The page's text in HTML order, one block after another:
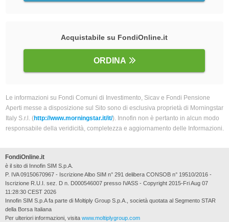
Acquistabile su FondiOnline.it
ORDINA
Le informazioni su Fondi Comuni di Investimento, Sicav e Fondi Pensione
Aperti messe a disposizione sul Sito sono di esclusiva proprietà di Morningstar
Italy S.r.l. (http://www.morningstar.it/it/). Innofin non è pertanto in alcun modo
responsabile della veridicità, completezza e aggiornamento delle Informazioni.
FondiOnline.it
è il sito di Innofin SIM S.p.A.
P. IVA 09150670967 - Iscrizione Albo SIM n° 291 delibera CONSOB n° 19510/2016 -
Iscrizione R.U.I. sez. D n. D000546007 presso IVASS - Copyright 2015-Fri Aug 07
11:28:30 CEST 2026
Innofin SIM S.p.A fa parte di Moltiply Group S.p.A., società quotata al Segmento STAR
della Borsa Italiana
Per ulteriori informazioni, visita www.moltiplygroup.com